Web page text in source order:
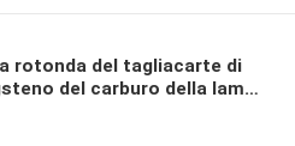
rotonda del tagliacarte di
del carburo della lama